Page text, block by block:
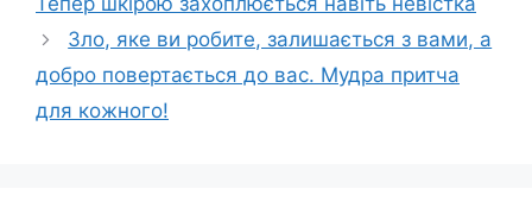
Зло, яке ви робите, залишається з вами, а
добро повертається до вас. Мудра притча
для кожного!